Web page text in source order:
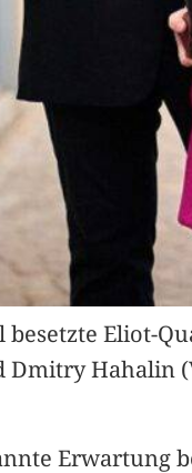
Eliot-
Hahalin
Erwartung